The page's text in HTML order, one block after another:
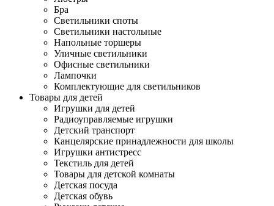
Бра
Светильники споты
Светильники настольные
Напольные торшеры
Уличные светильники
Офисные светильники
Лампочки
Комплектующие для светильников
Товары для детей
Игрушки для детей
Радиоуправляемые игрушки
Детский транспорт
Канцелярские принадлежности для школы
Игрушки антистресс
Текстиль для детей
Товары для детской комнаты
Детская посуда
Детская обувь